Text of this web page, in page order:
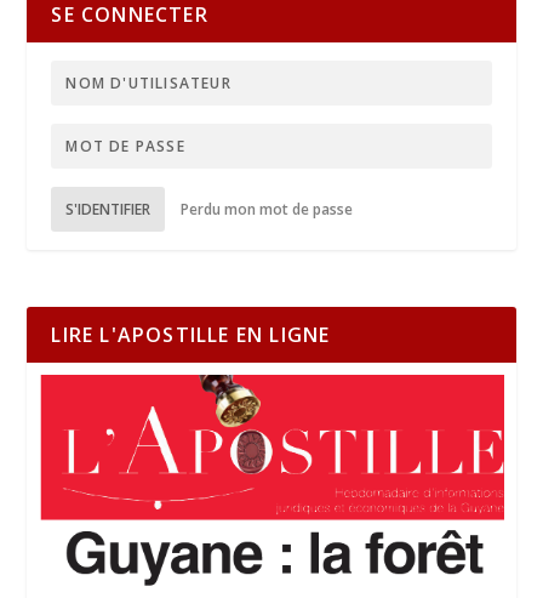
SE CONNECTER
S'IDENTIFIER Perdu mon mot de passe
LIRE L'APOSTILLE EN LIGNE